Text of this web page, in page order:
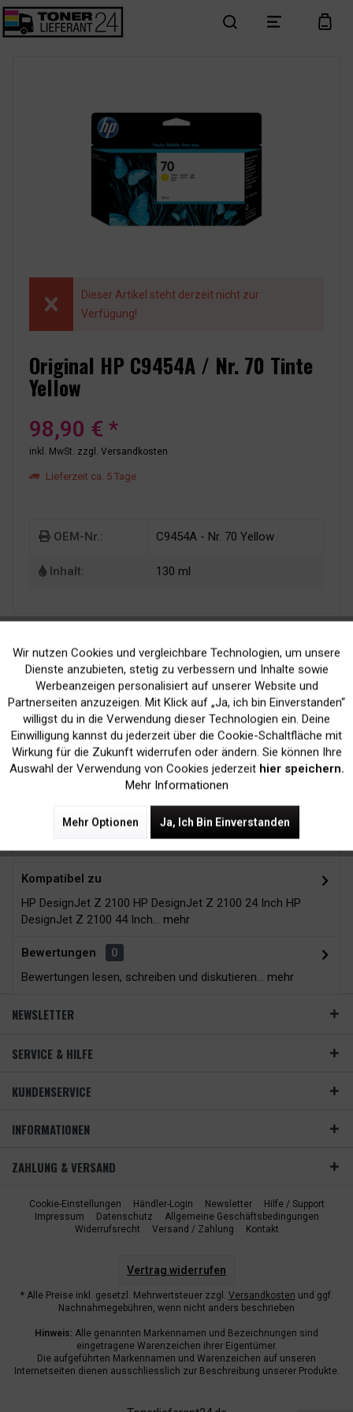
search menu cart
Dieser Artikel steht derzeit nicht zur
Verfügung!
Original HP C9454A / Nr. 70 Tinte
Yellow
98,90 € *
inkl. MwSt. zzgl. Versandkosten
Lieferzeit ca. 5 Tage
OEM-Nr.: C9454A - Nr. 70 Yellow
Inhalt: 130 ml
Kein Verlust der
Druckergarantie
Versand innerhalb von
24H*
Kompatibel zu
HP DesignJet Z 2100 HP DesignJet Z 2100 24 Inch HP
DesignJet Z 2100 44 Inch... mehr
Bewertungen
0
Bewertungen lesen, schreiben und diskutieren... mehr
NEWSLETTER
SERVICE & HILFE
KUNDENSERVICE
INFORMATIONEN
ZAHLUNG & VERSAND
Cookie-Einstellungen Händler-Login Newsletter
Hilfe / Support
Impressum
Datenschutz
Allgemeine Geschäftsbedingungen
Widerrufsrecht
Versand / Zahlung Kontakt
Vertrag widerrufen
* Alle Preise inkl. gesetzl. Mehrwertsteuer zzgl. Versandkosten und ggf.
Nachnahmegebühren, wenn nicht anders beschrieben
Hinweis: Alle genannten Markennamen und Bezeichnungen sind
eingetragene Warenzeichen ihrer Eigentümer.
Die aufgeführten Markennamen und Warenzeichen auf unseren
Internetseiten dienen ausschliesslich zur Beschreibung unserer Produkte.
Funktionale Aktiv
Marketing Inaktiv
Tracking Inaktiv
Wir nutzen Cookies und vergleichbare Technologien, um unsere
Dienste anzubieten, stetig zu verbessern und Inhalte sowie
Werbeanzeigen personalisiert auf unserer Website und
Partnerseiten anzuzeigen. Mit Klick auf „Ja, ich bin Einverstanden“
willigst du in die Verwendung dieser Technologien ein. Deine
Einwilligung kannst du jederzeit über die Cookie-Schaltfläche mit
Wirkung für die Zukunft widerrufen oder ändern. Sie können Ihre
Auswahl der Verwendung von Cookies jederzeit hier speichern.
Mehr Informationen
Mehr Optionen Ja, Ich Bin Einverstanden